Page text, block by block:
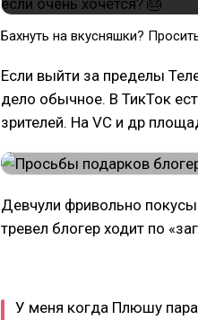
Бахнуть на вкусняшки?
Если выйти за пределы
дело обычное. В ТикТок
зрителей. На VC и др
Девчули фривольно
тревел блогер ходит по
У меня когда Плюшу